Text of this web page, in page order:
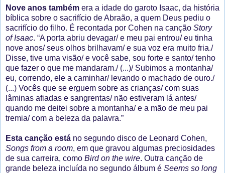
Nove anos também era a idade do garoto Isaac, da história
bíblica sobre o sacrifício de Abraão, a quem Deus pediu o
sacrifício do filho. É recontada por Cohen na canção Story
of Isaac. “A porta abriu devagar/ e meu pai entrou/ eu tinha
nove anos/ seus olhos brilhavam/ e sua voz era muito fria./
Disse, tive uma visão/ e você sabe, sou forte e santo/ tenho
que fazer o que me mandaram./ (...)/ Subimos a montanha/
eu, correndo, ele a caminhar/ levando o machado de ouro./
(...) Vocês que se erguem sobre as crianças/ com suas
lâminas afiadas e sangrentas/ não estiveram lá antes/
quando me deitei sobre a montanha/ e a mão de meu pai
tremia/ com a beleza da palavra.”
Esta canção está no segundo disco de Leonard Cohen,
Songs from a room, em que gravou algumas preciosidades
de sua carreira, como Bird on the wire. Outra canção de
grande beleza incluída no segundo álbum é Seems so long